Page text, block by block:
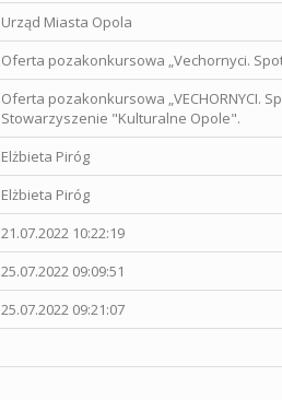
Urząd Miasta Opola
Oferta pozakonkursowa „Vechornyci.
Oferta pozakonkursowa „VECHORNYCI.
Stowarzyszenie "Kulturalne Opole".
Elżbieta Piróg
Elżbieta Piróg
21.07.2022 10:22:19
25.07.2022 09:09:51
25.07.2022 09:21:07